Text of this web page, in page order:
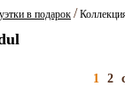
в подарок/
1 2